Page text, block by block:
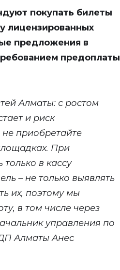
покупать билеты
лицензированных
предложения в
предоплаты
Алматы: с ростом
и риск
приобретайте
При
в кассу
– не только выявлять
их, поэтому мы
в том числе через
управления по
Алматы Анес